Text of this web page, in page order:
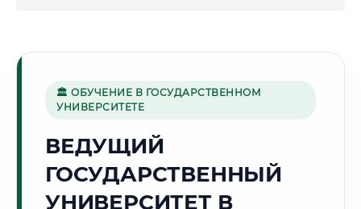
Г. РЯЗАНЬ
🏛 ОБУЧЕНИЕ В ГОСУДАРСТВЕННОМ
УНИВЕРСИТЕТЕ
ВЕДУЩИЙ
ГОСУДАРСТВЕННЫЙ
УНИВЕРСИТЕТ В